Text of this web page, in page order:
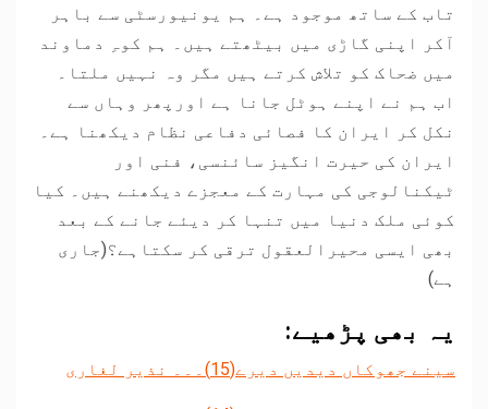
تاب کے ساتھ موجود ہے۔ ہم یونیورسٹی سے باہر
آکر اپنی گاڑی میں بیٹھتے ہیں۔ ہم کوہِ دماوند
میں ضحاک کو تلاش کرتے ہیں مگر وہ نہیں ملتا۔
اب ہم نے اپنے ہوٹل جانا ہے اورپھر وہاں سے
نکل کر ایران کا فصائی دفاعی نظام دیکھنا ہے۔
ایران کی حیرت انگیز سائنسی، فنی اور
ٹیکنالوجی کی مہارت کے معجزے دیکھنے ہیں۔ کیا
کوئی ملک دنیا میں تنہا کر دیئے جانے کے بعد
بھی ایسی محیرالعقول ترقی کر سکتاہے؟(جاری
ہے)
یہ بھی پڑھیے:
سینے جھوکاں دیدیں دیرے(15)۔۔۔ نذیر لغاری